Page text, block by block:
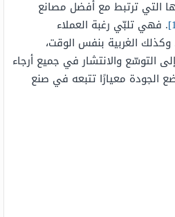
التي ترتبط مع أفضل مصانع
. فهي تلبّي رغبة العملاء
وكذلك الغربية بنفس الوقت،
التوسّع والانتشار في جميع أرجاء
الجودة معيارًا تتبعه في صنع